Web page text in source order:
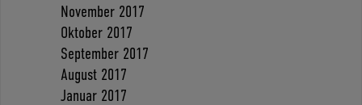
November 2017
Oktober 2017
September 2017
August 2017
Januar 2017